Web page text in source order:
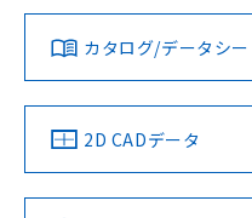
ダウンロードデータをご利
みください。
ソフトウェアの使用条件
対応済み
中国 RoHS 注意事項・
LR型式承認
（イギリス
船舶規格）
DNV型式
（ノルウ
No No
カタログ/データシ
2D CADデータ